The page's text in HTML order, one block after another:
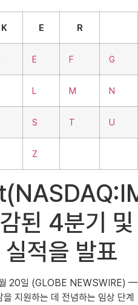
K E R
E F G
L M N
S T U
Z
된 4분기 및
적을 발표
20일 (GLOBE NEWSWIRE) —
지원하는 데 전념하는 임상 단계